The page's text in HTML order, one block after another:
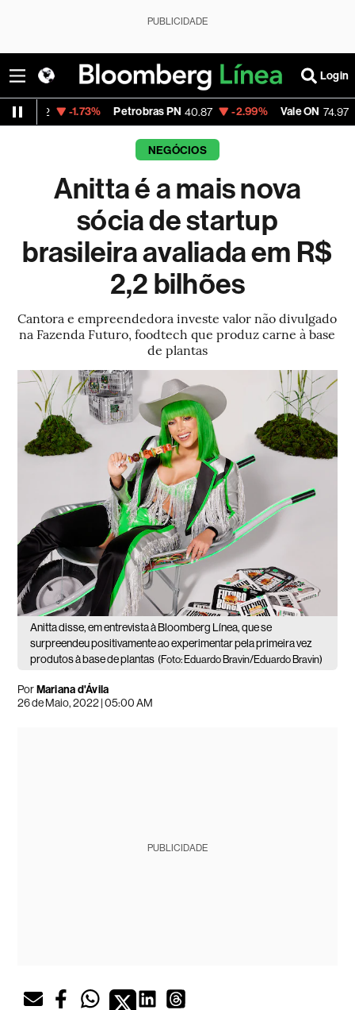
PUBLICIDADE
Login
Petrobras PN 40.87 -2.99% Vale ON 74.97 -0.56%
NEGÓCIOS
Anitta é a mais nova
sócia de startup
brasileira avaliada em R$
2,2 bilhões
Cantora e empreendedora investe valor não divulgado
na Fazenda Futuro, foodtech que produz carne à base
de plantas
Anitta disse, em entrevista à Bloomberg Línea, que se
surpreendeu positivamente ao experimentar pela primeira vez
produtos à base de plantas (Foto: Eduardo Bravin/Eduardo Bravin)
PorMariana d'Ávila
26 de Maio, 2022 | 05:00 AM
PUBLICIDADE